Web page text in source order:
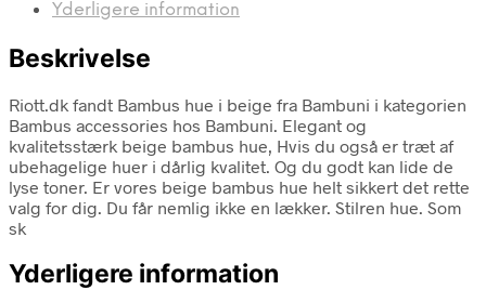
Yderligere information
Beskrivelse
Riott.dk fandt Bambus hue i beige fra Bambuni i kategorien
Bambus accessories hos Bambuni. Elegant og
kvalitetsstærk beige bambus hue, Hvis du også er træt af
ubehagelige huer i dårlig kvalitet. Og du godt kan lide de
lyse toner. Er vores beige bambus hue helt sikkert det rette
valg for dig. Du får nemlig ikke en lækker. Stilren hue. Som
sk
Yderligere information